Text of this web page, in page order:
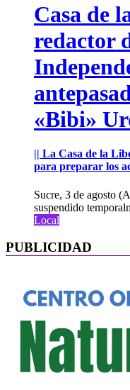
Casa de
redactor
«Bibi»
|| La Casa de la
para preparar los
Sucre, 3 de agosto
suspendido
Local
PUBLICIDAD